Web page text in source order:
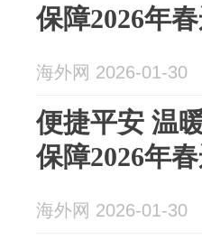
保障2026年
海外网 2026-01-30
便捷平安 温
保障2026年
海外网 2026-01-30